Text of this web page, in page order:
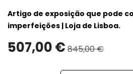
Artigo de exposição que pode
imperfeições | Loja de Lisboa.
507,00€ 845,00€